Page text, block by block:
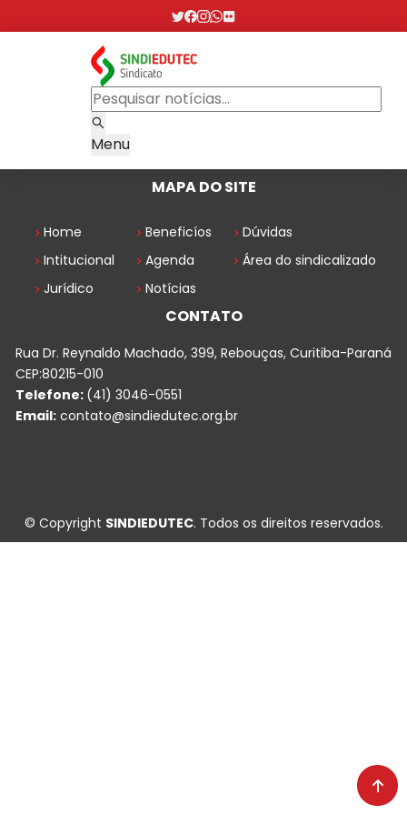
Menu
MAPA DO SITE
Home
Intitucional
Jurídico
Beneficíos
Agenda
Notícias
Dúvidas
Área do sindicalizado
CONTATO
Rua Dr. Reynaldo Machado, 399, Rebouças, Curitiba-Paraná
CEP:80215-010
Telefone: (41) 3046-0551
Email: contato@sindiedutec.org.br
© Copyright SINDIEDUTEC. Todos os direitos reservados.